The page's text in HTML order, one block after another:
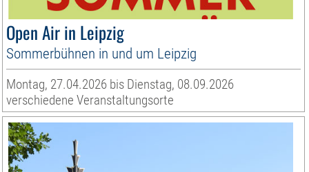
Open Air in Leipzig
Sommerbühnen in und um Leipzig
Montag, 27.04.2026 bis Dienstag, 08.09.2026
verschiedene Veranstaltungsorte